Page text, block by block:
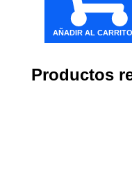
AÑADIR AL CARRITO
Productos